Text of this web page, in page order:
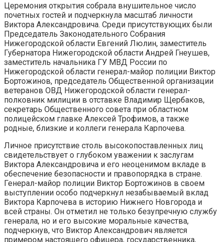
Церемония открытия собрала внушительное число
почетных гостей и подчеркнула масштаб личности
Виктора Александровича. Среди присутствующих были
Председатель Законодательного Собрания
Нижегородской области Евгений Люлин, заместитель
Губернатора Нижегородской области Андрей Гнеушев,
заместитель начальника ГУ МВД России по
Нижегородской области генерал-майор полиции Виктор
Бортожинов, председатель Общественной организации
ветеранов ОВД Нижегородской области генерал-
полковник милиции в отставке Владимир Щербаков,
секретарь Общественного совета при областном
полицейском главке Алексей Трофимов, а также
родные, близкие и коллеги генерала Карпочева.
Личное присутствие столь высокопоставленных лиц
свидетельствует о глубоком уважении к заслугам
Виктора Александровича и его неоценимом вкладе в
обеспечение безопасности и правопорядка в стране.
Генерал-майор полиции Виктор Бортожинов в своем
выступлении особо подчеркнул незабываемый вклад
Виктора Карпочева в историю Нижнего Новгорода и
всей страны. Он отметил не только безупречную службу
генерала, но и его высокие моральные качества,
подчеркнув, что Виктор Александрович является
примером настоящего офицера, государственника,